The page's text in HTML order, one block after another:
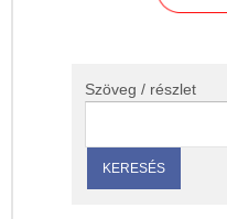
Szöveg / részlet